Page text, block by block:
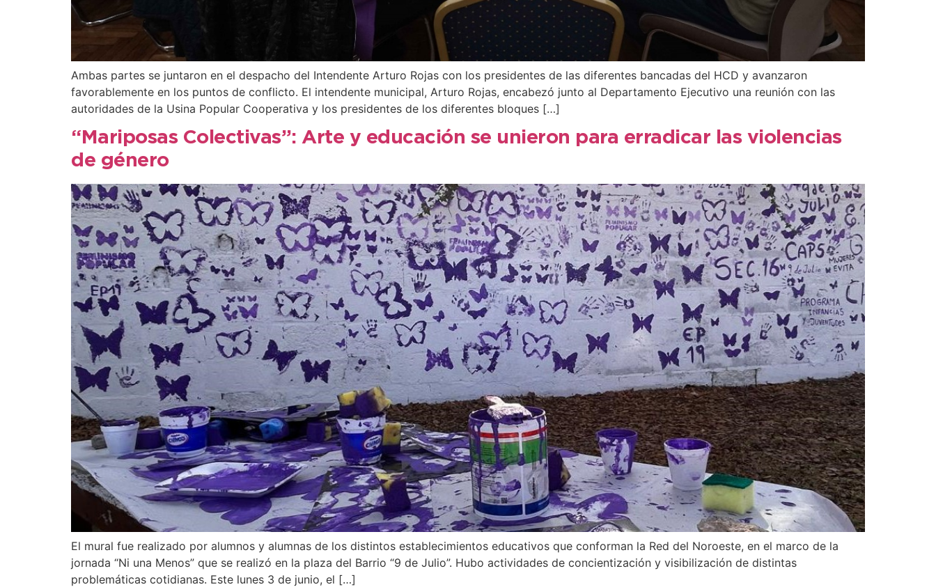
Ambas partes se juntaron en el despacho del Intendente Arturo Rojas con los presidentes de las diferentes bancadas del HCD y avanzaron
favorablemente en los puntos de conflicto. El intendente municipal, Arturo Rojas, encabezó junto al Departamento Ejecutivo una reunión con las
autoridades de la Usina Popular Cooperativa y los presidentes de los diferentes bloques […]
“Mariposas Colectivas”: Arte y educación se unieron para erradicar las violencias
de género
El mural fue realizado por alumnos y alumnas de los distintos establecimientos educativos que conforman la Red del Noroeste, en el marco de la
jornada “Ni una Menos” que se realizó en la plaza del Barrio “9 de Julio”. Hubo actividades de concientización y visibilización de distintas
problemáticas cotidianas. Este lunes 3 de junio, el […]